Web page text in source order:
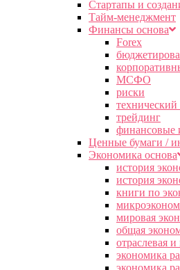
Стартапы и
Тайм-менеджмент
Финансы основа
Forex
МСФО
риски
технический
трейдинг
финансовые
Ценные бумаги /
Экономика основа
история
история
книги по
мировая
общая
отраслевая
экономика
экономика